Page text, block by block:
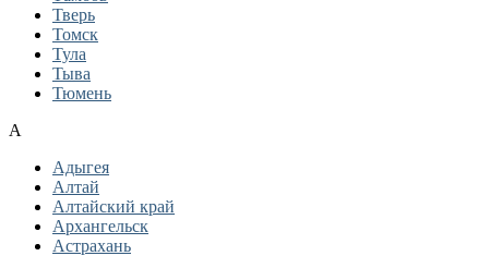
Тверь
Томск
Тула
Тыва
Тюмень
А
Адыгея
Алтай
Алтайский край
Архангельск
Астрахань